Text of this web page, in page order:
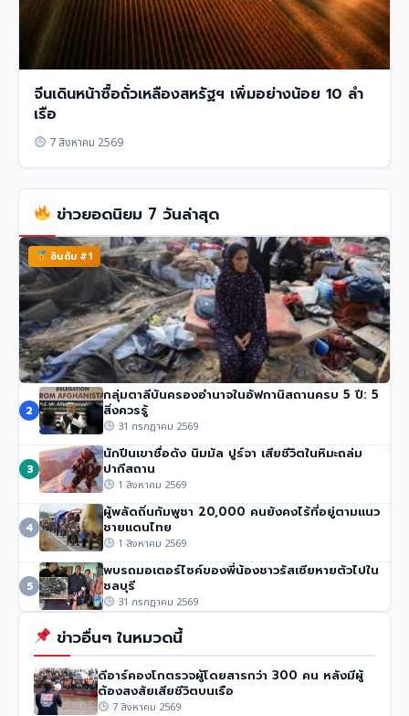
จีนเดินหน้าซื้อถั่วเหลืองสหรัฐฯ เพิ่มอย่างน้อย 10 ลำ
เรือ
7 สิงหาคม 2569
ข่าวยอดนิยม 7 วันล่าสุด
อันดับ #1
ทรัมป์เผย ‘Board of Peace’ บรรลุข้อตกลงปลดอาวุธฮา
มาส
302 วิว• 31 กรกฎาคม 2569
2
กลุ่มตาลีบันครองอำนาจในอัฟกานิสถานครบ 5 ปี: 5
สิ่งควรรู้
31 กรกฎาคม 2569
3
นักปีนเขาชื่อดัง นิมมัล ปูร์จา เสียชีวิตในหิมะถล่ม
ปากีสถาน
1 สิงหาคม 2569
4
ผู้พลัดถิ่นกัมพูชา 20,000 คนยังคงไร้ที่อยู่ตามแนว
ชายแดนไทย
1 สิงหาคม 2569
5
พบรถมอเตอร์ไซค์ของพี่น้องชาวรัสเซียหายตัวไปใน
ชลบุรี
31 กรกฎาคม 2569
ข่าวอื่นๆ ในหมวดนี้
ดีอาร์คองโกตรวจผู้โดยสารกว่า 300 คน หลังมีผู้
ต้องสงสัยเสียชีวิตบนเรือ
7 สิงหาคม 2569